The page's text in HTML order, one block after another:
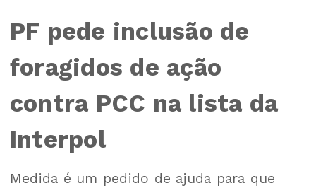
PF pede inclusão de
foragidos de ação
contra PCC na lista da
Interpol
Medida é um pedido de ajuda para que